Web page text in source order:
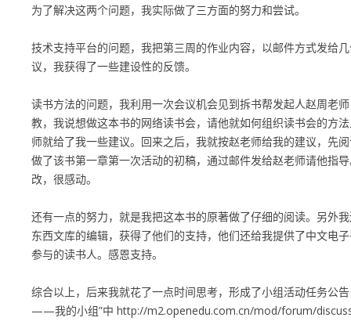
为了解决这两个问题，我实际做了三方面的努力和尝试。
技术支持平台的问题，我把第三周的作业内容，以邮件方式发给
议，我获得了一些建设性的反馈。
读书方法的问题，我利用一次会议机会见到拆书帮发起人赵周老
教，我说想做这本书的网络读书会，请他就如何组织读书会的方
师就给了我一些建议。回来之后，我就按赵老师给我的建议，先
做了该书第一章第一次活动的初稿，通过邮件发给赵老师请他指
改，很感动。
还有一点的努力，就是我把这本书的原著做了仔细的阅读。另外
东西文库的编辑，获得了他们的支持，他们还给我提供了中文电
参与的读书人。感恩支持。
综合以上，后来我就花了一点时间思考，形成了小组活动任务公
——我的小组”中 http://m2.openedu.com.cn/mod/forum/